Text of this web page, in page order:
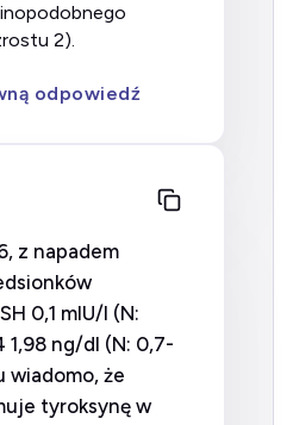
2).
odpowiedź
z napadem
0,1 mIU/l (N:
1,98 ng/dl (N: 0,7-
wiadomo, że
tyroksynę w